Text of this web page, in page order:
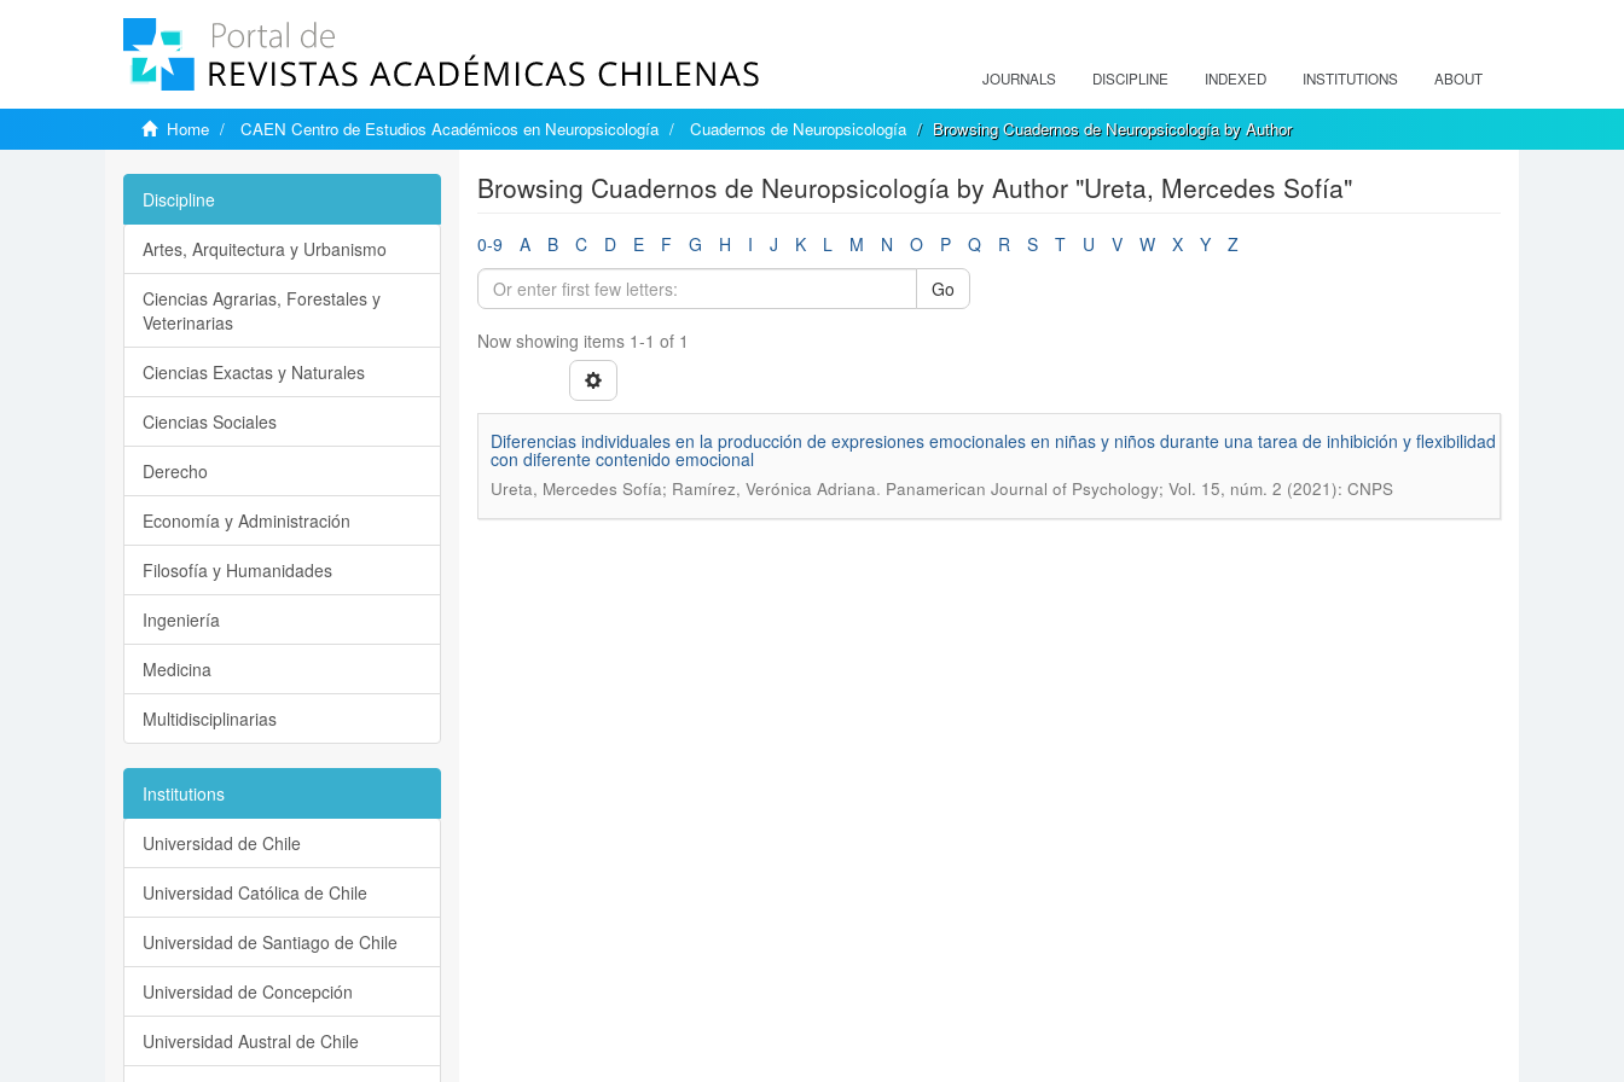
JOURNALS DISCIPLINE INDEXED INSTITUTIONS ABOUT
Home CAEN Centro de Estudios Académicos en Neuropsicología Cuadernos de Neuropsicología Browsing Cuadernos de Neuropsicología by Author
Browsing Cuadernos de Neuropsicología by Author "Ureta, Mercedes Sofía"
0-9 A B C D E F G H I J K L M N O P Q R S T U V W X Y
Z
Go
Now showing items 1-1 of 1
Diferencias individuales en la producción de expresiones emocionales en niñas y niños durante una tarea de inhibición y flexibilidad
con diferente contenido emocional
Ureta, Mercedes Sofía; Ramírez, Verónica Adriana. Panamerican Journal of Psychology; Vol. 15, núm. 2 (2021): CNPS
Discipline
Artes, Arquitectura y Urbanismo
Ciencias Agrarias, Forestales y
Veterinarias
Ciencias Exactas y Naturales
Ciencias Sociales
Derecho
Economía y Administración
Filosofía y Humanidades
Ingeniería
Medicina
Multidisciplinarias
Institutions
Universidad de Chile
Universidad Católica de Chile
Universidad de Santiago de Chile
Universidad de Concepción
Universidad Austral de Chile